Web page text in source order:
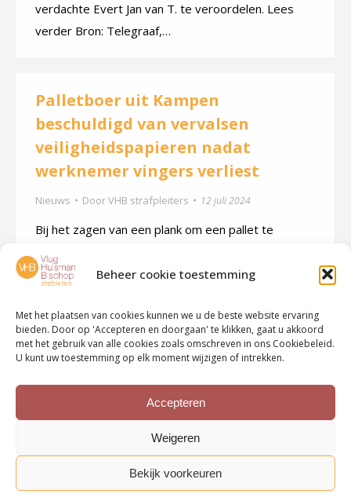
Beheer cookie toestemming
Met het plaatsen van cookies kunnen we u de beste website ervaring
bieden. Door op 'Accepteren en doorgaan' te klikken, gaat u akkoord
met het gebruik van alle cookies zoals omschreven in ons Cookiebeleid.
U kunt uw toestemming op elk moment wijzigen of intrekken.
Accepteren
Weigeren
Bekijk voorkeuren
verdachte Evert Jan van T. te veroordelen. Lees
verder Bron: Telegraaf,…
Palletboer uit Kampen
beschuldigd van vervalsen
veiligheidspapieren nadat
werknemer vingers verliest
Nieuws DoorVHB strafpleiters 12 juli 2024
Bij het zagen van een plank om een pallet te
repareren gaat het eind 2019 helemaal mis. Een
Bulgaarse medewerker van Kloek Pallets in
de zaagmachine trekt. In de nasleep zijn volgens
justitie belangrijke veiligheidspapieren vervalst
door Kloek. Lees verder Bron: De Stentor, 1 juli
2024